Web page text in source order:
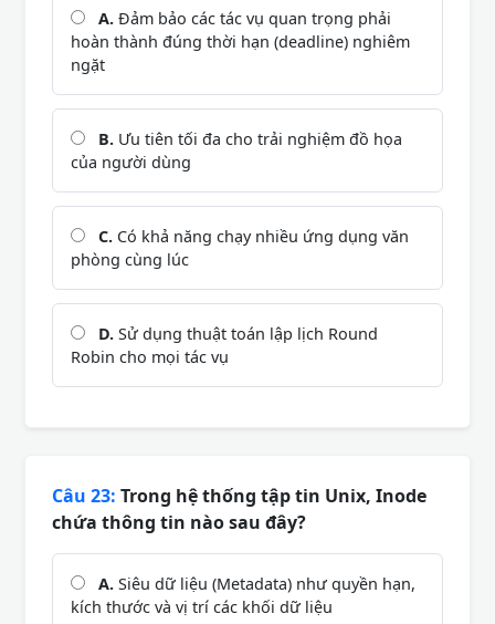
A. Đảm bảo các tác vụ quan trọng phải
hoàn thành đúng thời hạn (deadline) nghiêm
ngặt
B. Ưu tiên tối đa cho trải nghiệm đồ họa
của người dùng
C. Có khả năng chạy nhiều ứng dụng văn
phòng cùng lúc
D. Sử dụng thuật toán lập lịch Round
Robin cho mọi tác vụ
Câu 23: Trong hệ thống tập tin Unix, Inode
chứa thông tin nào sau đây?
A. Siêu dữ liệu (Metadata) như quyền hạn,
kích thước và vị trí các khối dữ liệu